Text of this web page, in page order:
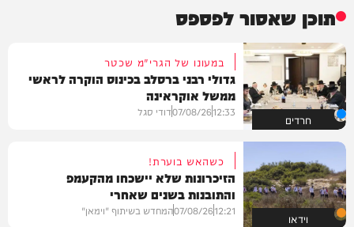
תוכן שאסור לפספס
חרדים
במעונו של הגרי"מ שכטר
גדולי רבני ברסלב בכינוס הוקרה לראשי
ממשל אוקראינה
12:33
07/08/26דודי סגל
וידאו
כשהאש בוערת!
הזיכרונות שלא יישכחו מהקעמפ
והתובנות בשנים שאחרי
12:21
07/08/26המחדש בשיתוף "וימאן"